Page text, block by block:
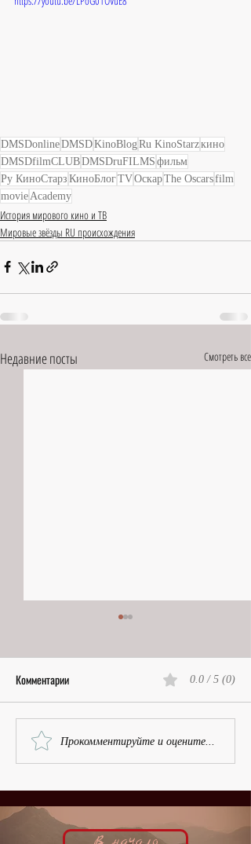
DMSDonlineDMSDKinoBlogRu KinoStarzкино
DMSDfilmCLUBDMSDruFILMS фильм
Ру КиноСтарз КиноБлогTVОскарThe Oscarsfilm
movie Academy
История мирового кино и ТВ
Мировые звёзды RU происхождения
Недавние посты Смотреть все
Первая в Лондоне | Вера
Чарова, кинобиография
Комментарии 0.0 / 5 (0)
Прокомментируйте и оцените...